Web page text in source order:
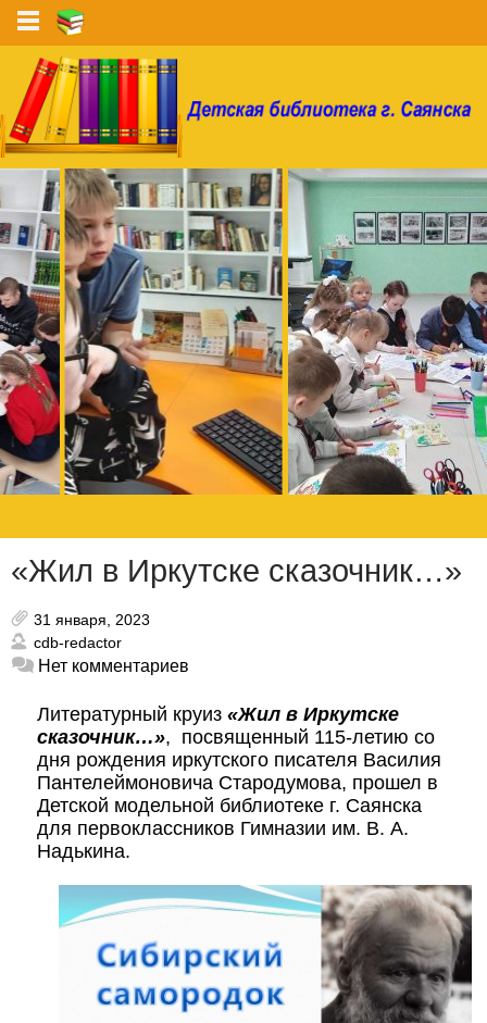
«Жил в Иркутске сказочник…»
31 января, 2023
cdb-redactor
Нет комментариев
Литературный круиз «Жил в Иркутске
сказочник…», посвященный 115-летию со
дня рождения иркутского писателя Василия
Пантелеймоновича Стародумова, прошел в
Детской модельной библиотеке г. Саянска
для первоклассников Гимназии им. В. А.
Надькина.